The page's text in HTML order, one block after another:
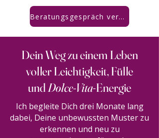
Beratungsgespräch vereinbaren
Dein Weg zu einem Leben
voller Leichtigkeit, Fülle
undDolce-Vita-Energie
Ich begleite Dich drei Monate lang
dabei, Deine unbewussten Muster zu
erkennen und neu zu